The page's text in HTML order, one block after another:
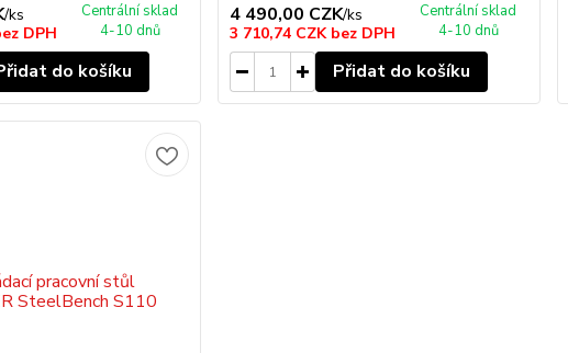
/ks
DPH
Centrální sklad
4-10 dnů
do košíku
4 490,00 CZK/ks
3 710,74 CZK bez DPH
Centrální sklad
4-10 dnů
Přidat do košíku